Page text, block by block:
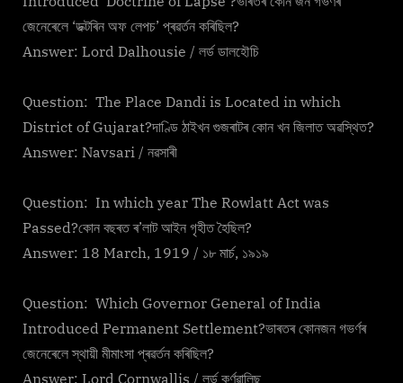
জেনেৰেলে ‘ডক্টৰিন অফ লেপচ’ প্ৰৱৰ্তন কৰিছিল?
Answer: Lord Dalhousie / লৰ্ড ডালহৌচি
Question: The Place Dandi is Located in which
District of Gujarat?দাণ্ডি ঠাইখন গুজৰাটৰ কোন খন জিলাত অৱস্থিত?
Answer: Navsari / নৱসাৰী
Question: In which year The Rowlatt Act was
Passed?কোন বছৰত ৰ’লাট আইন গৃহীত হৈছিল?
Answer: 18 March, 1919 / ১৮ মাৰ্চ, ১৯১৯
Question: Which Governor General of India
Introduced Permanent Settlement?ভাৰতৰ কোনজন গভৰ্ণৰ
জেনেৰেলে স্থায়ী মীমাংসা প্ৰৱৰ্তন কৰিছিল?
Answer: Lord Cornwallis / লৰ্ড কৰ্ণৱালিছ